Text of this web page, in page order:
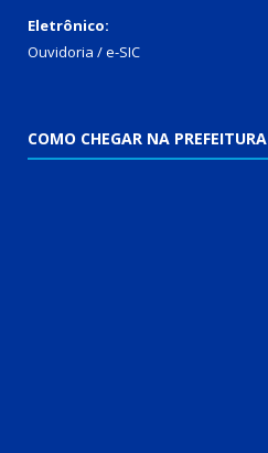
Eletrônico:
Ouvidoria /e-SIC
COMO CHEGAR NA PREFEITURA